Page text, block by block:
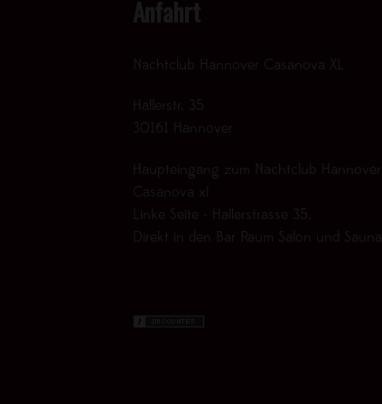
Anfahrt
Nachtclub Hannover Casanova XL
Hallerstr. 35
30161 Hannover
Haupteingang zum Nachtclub Hannover
Casanova xl
Linke Seite - Hallerstrasse 35.
Direkt in den Bar Raum Salon und Sauna.